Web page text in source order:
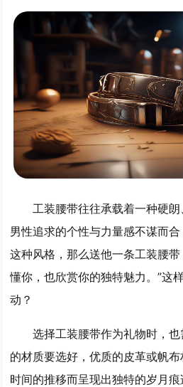
工装腰带往往承载着一种硬
男性追求的个性与力量感不谋而
这种风格，那么送他一条工装腰
懂你，也欣赏你的独特魅力。”这
动？
选择工装腰带作为礼物时，
的材质要选好，优质的皮革或帆
时间的推移而呈现出独特的岁月